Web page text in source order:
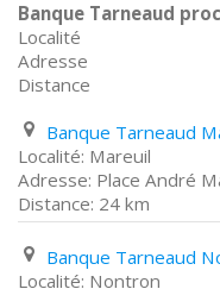
Banque Tarneaud
Localité
Adresse
Distance
Mareuil
Place André
24 km
Nontron